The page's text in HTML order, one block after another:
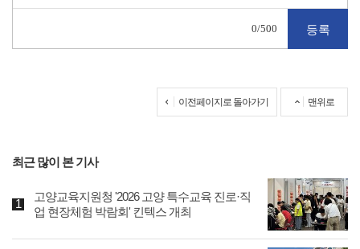
0/500
이전페이지로 돌아가기 맨위로
최근 많이 본 기사
고양교육지원청 '2026 고양 특수교육 진로·직
업 현장체험 박람회' 킨텍스 개최